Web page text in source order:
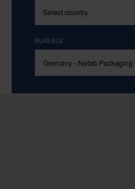
BUREAUX